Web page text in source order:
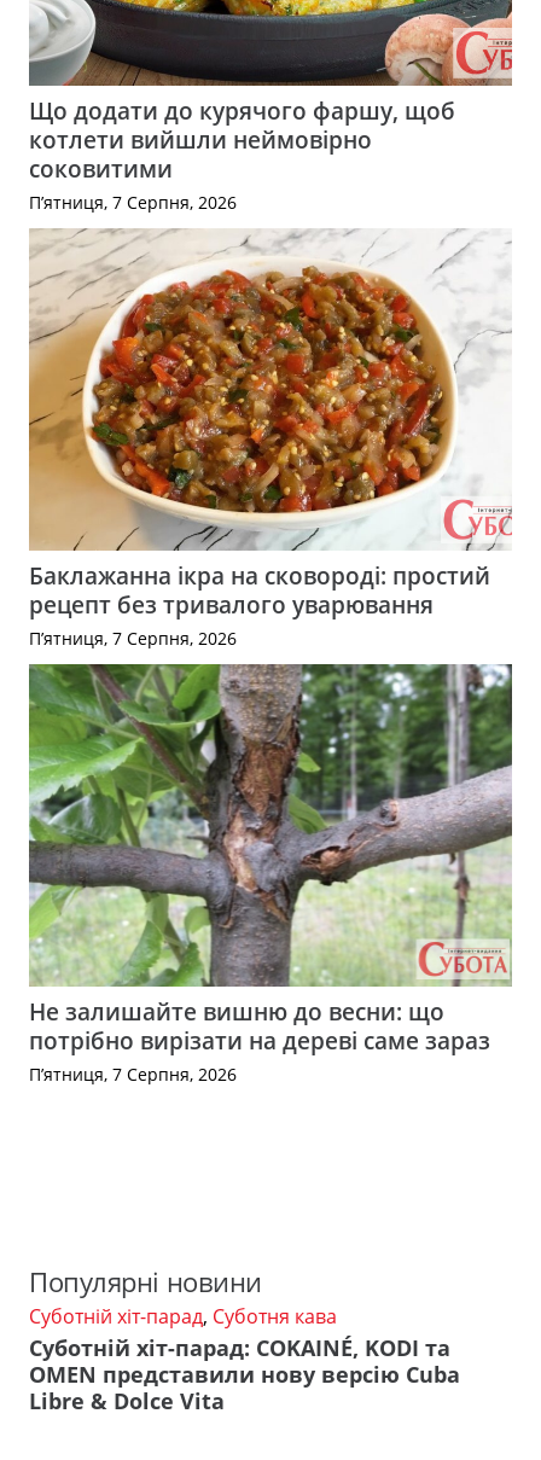
Що додати до курячого фаршу, щоб
котлети вийшли неймовірно
соковитими
П’ятниця, 7 Серпня, 2026
Баклажанна ікра на сковороді: простий
рецепт без тривалого уварювання
П’ятниця, 7 Серпня, 2026
Не залишайте вишню до весни: що
потрібно вирізати на дереві саме зараз
П’ятниця, 7 Серпня, 2026
Популярні новини
Суботній хіт-парад, Суботня кава
Суботній хіт-парад: COKAINÉ, KODI та
OMEN представили нову версію Cuba
Libre & Dolce Vita